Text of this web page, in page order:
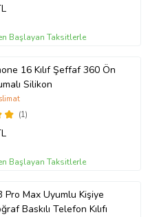
Başlayan Taksitlerle
16 Kılıf Şeffaf 360 Ön
Silikon
(1)
Başlayan Taksitlerle
Pro Max Uyumlu Kişiye
Baskılı Telefon Kılıfı